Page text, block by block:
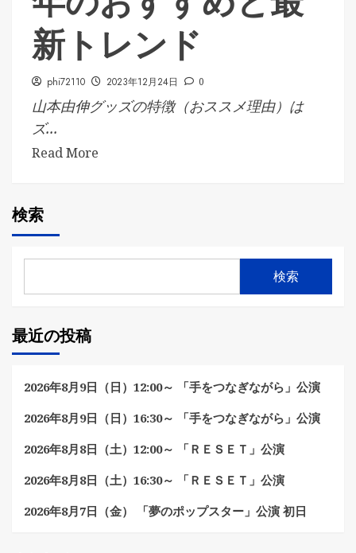
新トレンド
phi72110 2023年12月24日 0
山本由伸グッズの特徴（おススメ理由）は
ズ...
Read More
検索
検索
最近の投稿
2026年8月9日（日）12:00～ 「手をつなぎながら」公演
2026年8月9日（日）16:30～ 「手をつなぎながら」公演
2026年8月8日（土）12:00～ 「ＲＥＳＥＴ」公演
2026年8月8日（土）16:30～ 「ＲＥＳＥＴ」公演
2026年8月7日（金） 「夢のポップスター」公演 初日